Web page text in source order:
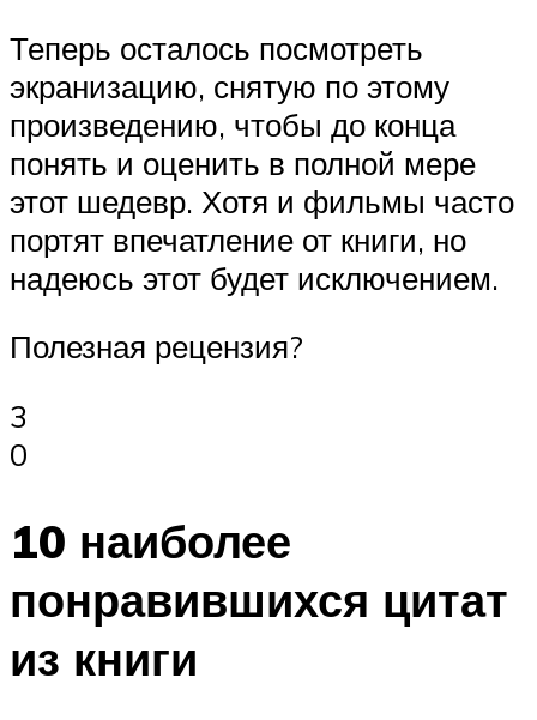
Теперь осталось посмотреть
экранизацию, снятую по этому
произведению, чтобы до конца
понять и оценить в полной мере
этот шедевр. Хотя и фильмы часто
портят впечатление от книги, но
надеюсь этот будет исключением.
Полезная рецензия?
3
0
10 наиболее
понравившихся цитат
из книги